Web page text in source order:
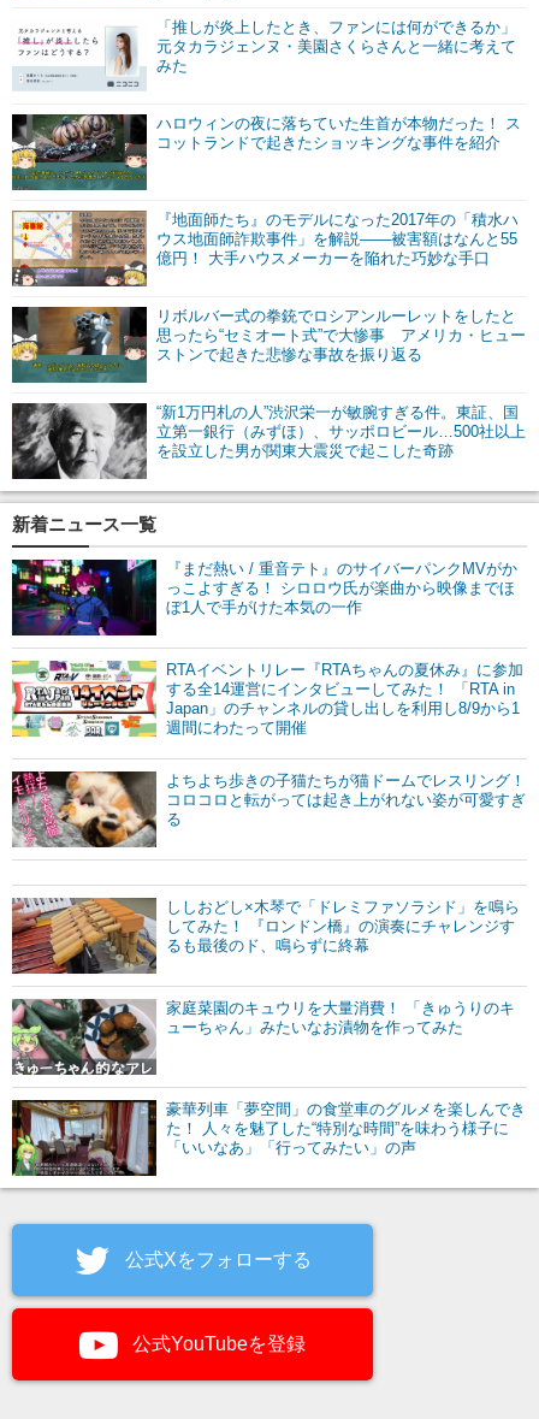
「推しが炎上したとき、ファンには何ができるか」
元タカラジェンヌ・美園さくらさんと一緒に考えて
みた
ハロウィンの夜に落ちていた生首が本物だった！ ス
コットランドで起きたショッキングな事件を紹介
『地面師たち』のモデルになった2017年の「積水ハ
ウス地面師詐欺事件」を解説――被害額はなんと55
億円！ 大手ハウスメーカーを陥れた巧妙な手口
リボルバー式の拳銃でロシアンルーレットをしたと
思ったら“セミオート式”で大惨事 アメリカ・ヒュー
ストンで起きた悲惨な事故を振り返る
“新1万円札の人”渋沢栄一が敏腕すぎる件。東証、国
立第一銀行（みずほ）、サッポロビール…500社以上
を設立した男が関東大震災で起こした奇跡
新着ニュース一覧
『まだ熱い / 重音テト』のサイバーパンクMVがか
っこよすぎる！ シロロウ氏が楽曲から映像までほ
ぼ1人で手がけた本気の一作
RTAイベントリレー『RTAちゃんの夏休み』に参加
する全14運営にインタビューしてみた！ 「RTA in
Japan」のチャンネルの貸し出しを利用し8/9から1
週間にわたって開催
よちよち歩きの子猫たちが猫ドームでレスリング！
コロコロと転がっては起き上がれない姿が可愛すぎ
る
ししおどし×木琴で「ドレミファソラシド」を鳴ら
してみた！ 『ロンドン橋』の演奏にチャレンジす
るも最後のド、鳴らずに終幕
家庭菜園のキュウリを大量消費！ 「きゅうりのキ
ューちゃん」みたいなお漬物を作ってみた
豪華列車「夢空間」の食堂車のグルメを楽しんでき
た！ 人々を魅了した“特別な時間”を味わう様子に
「いいなあ」「行ってみたい」の声
公式Xをフォローする
公式YouTubeを登録